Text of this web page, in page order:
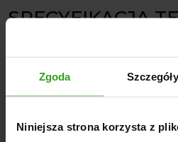
Zgoda Szczegóły
Niniejsza strona korzysta z
SPECYFIKACJA
Konstrukcja: Solidna,
uszkodzenia
Wał główny: Wyposażony w